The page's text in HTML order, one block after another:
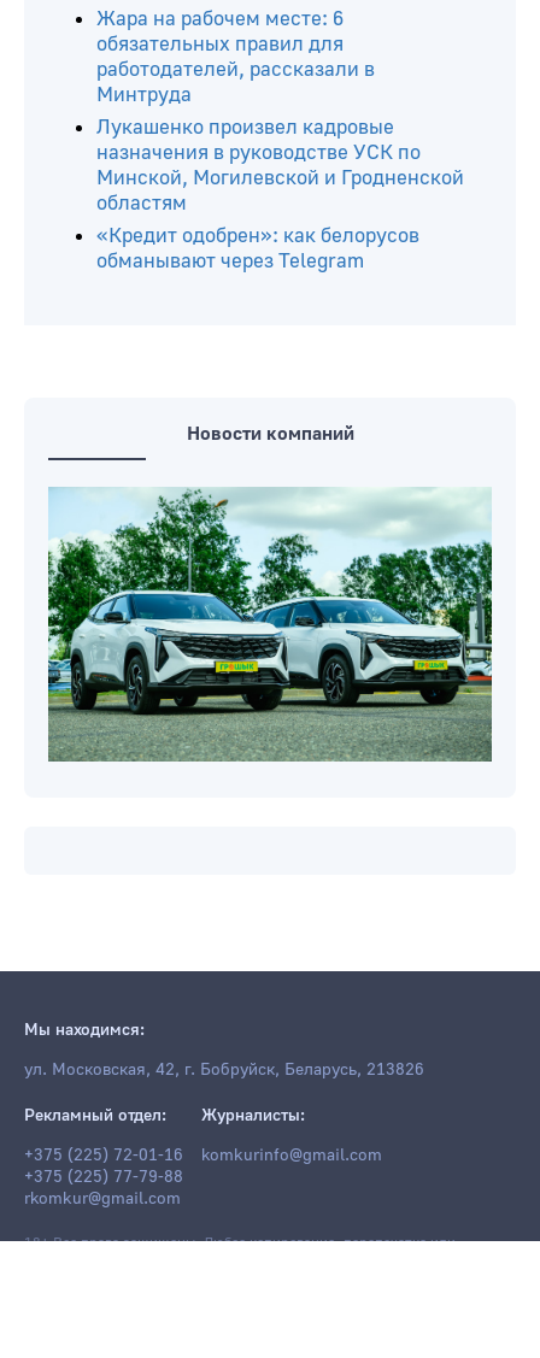
Жара на рабочем месте: 6
обязательных правил для
работодателей, рассказали в
Минтруда
Лукашенко произвел кадровые
назначения в руководстве УСК по
Минской, Могилевской и Гродненской
областям
«Кредит одобрен»: как белорусов
обманывают через Telegram
Новости компаний
Мы находимся:
ул. Московская, 42, г. Бобруйск, Беларусь, 213826
Рекламный отдел:
+375 (225) 72-01-16
+375 (225) 77-79-88
rkomkur@gmail.com
Журналисты:
komkurinfo@gmail.com
18+ Все права защищены. Любое копирование, перепечатка или